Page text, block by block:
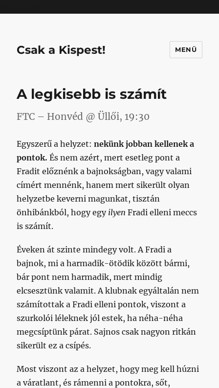
Csak a Kispest! MENÜ
A legkisebb is számít
FTC – Honvéd @ Üllői, 19:30
Egyszerű a helyzet:nekünk jobban kellenek a
pontok. És nem azért, mert esetleg pont a
Fradit előznénk a bajnokságban, vagy valami
címért mennénk, hanem mert sikerült olyan
helyzetbe keverni magunkat, tisztán
önhibánkból, hogy egy ilyen Fradi elleni meccs
is számít.
Éveken át szinte mindegy volt. A Fradi a
bajnok, mi a harmadik-ötödik között bármi,
bár pont nem harmadik, mert mindig
elcsesztünk valamit. A klubnak egyáltalán nem
számítottak a Fradi elleni pontok, viszont a
szurkolói léleknek jól estek, ha néha-néha
megcsíptünk párat. Sajnos csak nagyon ritkán
sikerült ez a csípés.
Most viszont az a helyzet, hogy meg kell húzni
a váratlant, és rámenni a pontokra, sőt,